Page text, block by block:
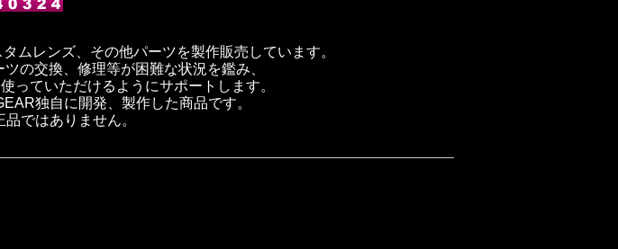
ムレンズ、その他パーツを製作販売しています。
の交換、修理等が困難な状況を鑑み、
っていただけるようにサポートします。
独自に開発、製作した商品です。
ではありません。